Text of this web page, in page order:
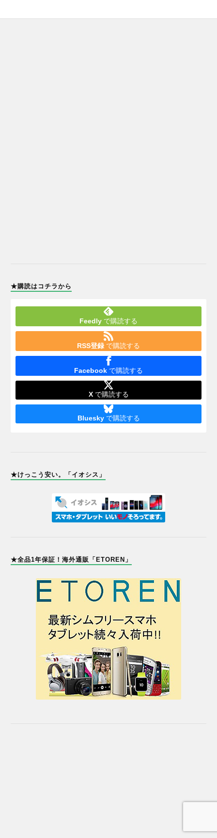
★購読はコチラから
Feedly で購読する
RSS登録 で購読する
Facebook で購読する
Xで購読する
Blueskyで購読する
★けっこう安い。「イオシス」
★全品1年保証！海外通販「ETOREN」